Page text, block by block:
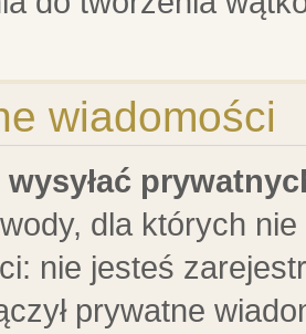
wiadomości
wysyłać
dla których
nie jesteś
prywatne